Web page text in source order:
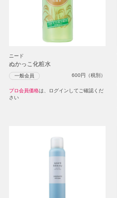
ニード
ぬかっこ化粧水
一般会員 600円（税別）
プロ会員価格は、ログインしてご確認くだ
さい